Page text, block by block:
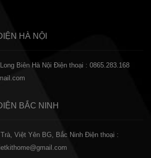
HÀ NỘI
Biên Hà Nội Điện thoại : 0865.283.168
BẮC NINH
Việt Yên BG, Bắc Ninh Điện thoại :